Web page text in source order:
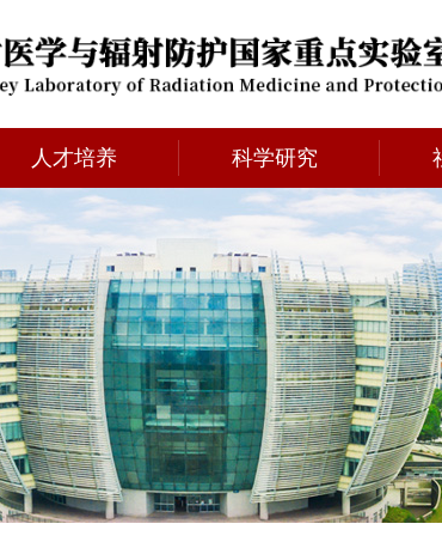
人才培养 科学研究